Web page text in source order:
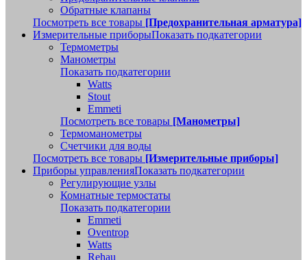
Обратные клапаны
Посмотреть все товары [Предохранительная арматура]
Измерительные приборыПоказать подкатегории
Термометры
Манометры
Показать подкатегории
Watts
Stout
Emmeti
Посмотреть все товары [Манометры]
Термоманометры
Счетчики для воды
Посмотреть все товары [Измерительные приборы]
Приборы управленияПоказать подкатегории
Регулирующие узлы
Комнатные термостаты
Показать подкатегории
Emmeti
Oventrop
Watts
Rehau